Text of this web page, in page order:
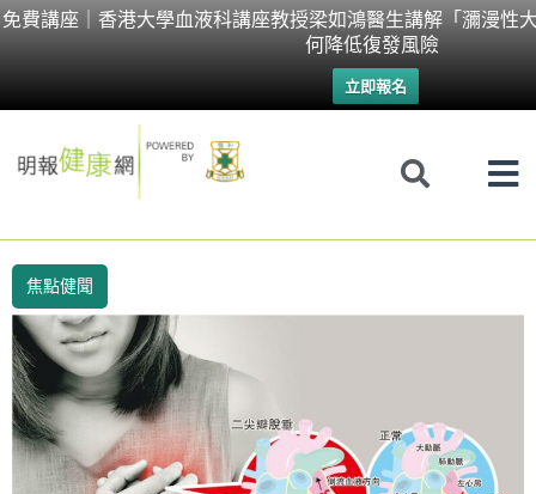
免費講座｜香港大學血液科講座教授梁如鴻醫生講解「瀰漫性
何降低復發風險
立即報名
Skip
焦點健聞